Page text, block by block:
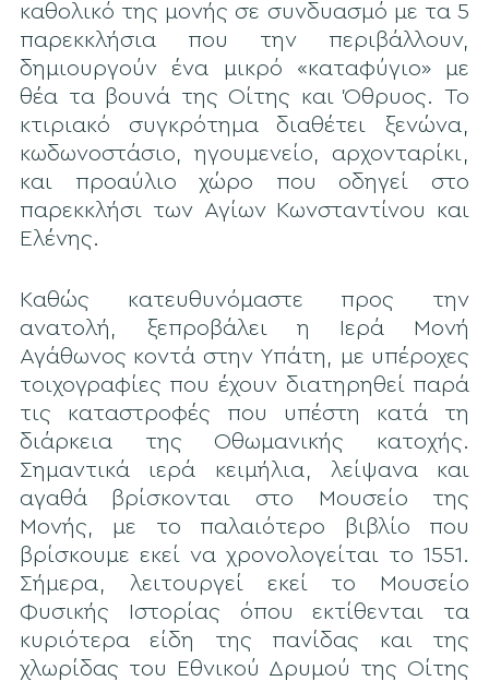
καθολικό της μονής σε συνδυασμό με τα 5
παρεκκλήσια που την περιβάλλουν,
δημιουργούν ένα μικρό «καταφύγιο» με
θέα τα βουνά της Οίτης και Όθρυος. Το
κτιριακό συγκρότημα διαθέτει ξενώνα,
κωδωνοστάσιο, ηγουμενείο, αρχονταρίκι,
και προαύλιο χώρο που οδηγεί στο
παρεκκλήσι των Αγίων Κωνσταντίνου και
Ελένης.
Καθώς κατευθυνόμαστε προς την
ανατολή, ξεπροβάλει η Ιερά Μονή
Αγάθωνος κοντά στην Υπάτη, με υπέροχες
τοιχογραφίες που έχουν διατηρηθεί παρά
τις καταστροφές που υπέστη κατά τη
διάρκεια της Οθωμανικής κατοχής.
Σημαντικά ιερά κειμήλια, λείψανα και
αγαθά βρίσκονται στο Μουσείο της
Μονής, με το παλαιότερο βιβλίο που
βρίσκουμε εκεί να χρονολογείται το 1551.
Σήμερα, λειτουργεί εκεί το Μουσείο
Φυσικής Ιστορίας όπου εκτίθενται τα
κυριότερα είδη της πανίδας και της
χλωρίδας του Εθνικού Δρυμού της Οίτης